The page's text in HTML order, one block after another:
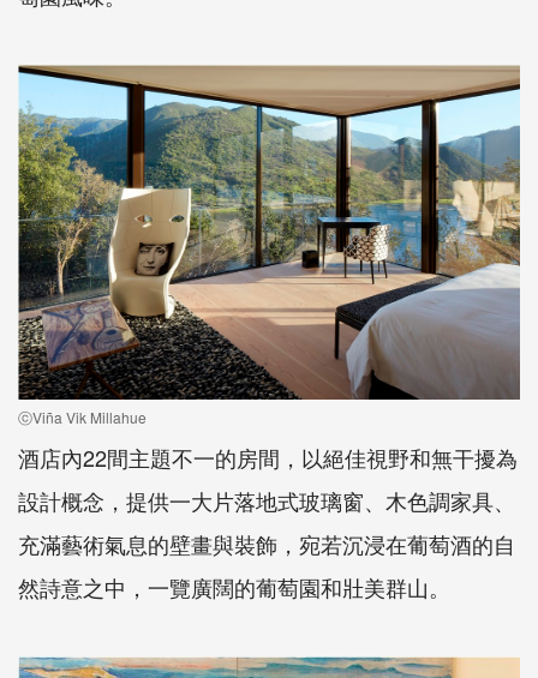
ⓒViña Vik Millahue
酒店內22間主題不一的房間，以絕佳視野和無干擾為
設計概念，提供一大片落地式玻璃窗、木色調家具、
充滿藝術氣息的壁畫與裝飾，宛若沉浸在葡萄酒的自
然詩意之中，一覽廣闊的葡萄園和壯美群山。